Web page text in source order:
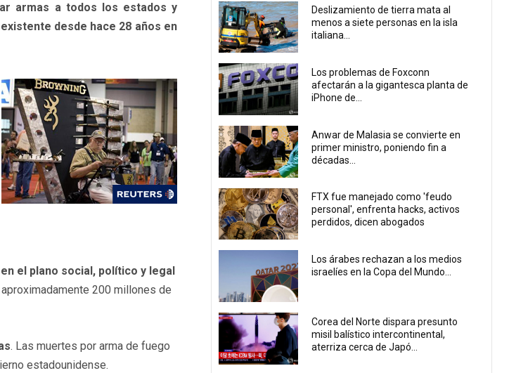
armas a todos los estados y
desde hace 28 años en
el plano social, político y legal
200 millones de
. Las muertes por arma de fuego
estadounidense.
Deslizamiento de tierra mata al
menos a siete personas en la isla
italiana...
Los problemas de Foxconn
afectarán a la gigantesca planta de
iPhone de...
Anwar de Malasia se convierte en
primer ministro, poniendo fin a
décadas...
FTX fue manejado como 'feudo
personal', enfrenta hacks, activos
perdidos, dicen abogados
Los árabes rechazan a los medios
israelíes en la Copa del Mundo...
Corea del Norte dispara presunto
misil balístico intercontinental,
aterriza cerca de Japó...